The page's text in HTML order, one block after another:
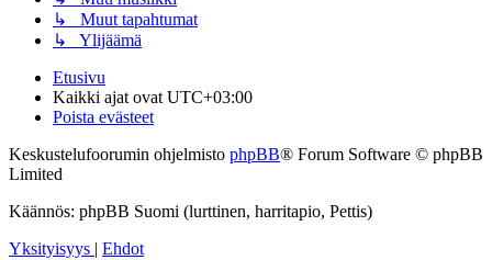
↳ Muut tapahtumat
↳ Ylijäämä
Etusivu
Kaikki ajat ovat UTC+03:00
Poista evästeet
Keskustelufoorumin ohjelmisto phpBB® Forum Software © phpBB
Limited
Käännös: phpBB Suomi (lurttinen, harritapio, Pettis)
Yksityisyys | Ehdot